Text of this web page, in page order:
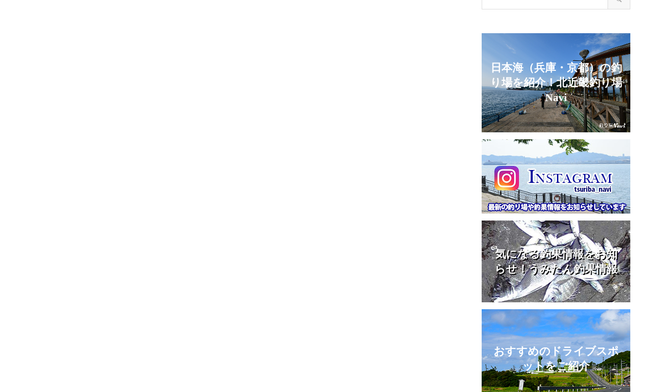
日本海（兵庫・京都）の釣
り場を紹介！北近畿釣り場
Navi
気になる釣果情報をお知
らせ！うみたん釣果情報
おすすめのドライブスポ
ットをご紹介